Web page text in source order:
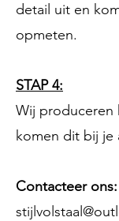
detail uit en
opmeten.
STAP 4:
Wij produceren
komen dit bij je
Contacteer ons: